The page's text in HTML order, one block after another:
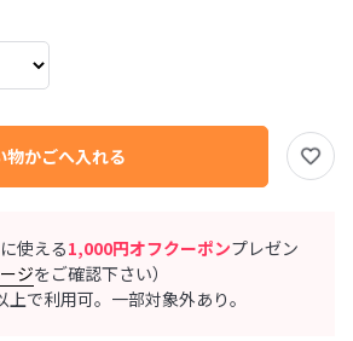
使える1,000円オフクーポンプレゼン
ジをご確認下さい）
で利用可。一部対象外あり。